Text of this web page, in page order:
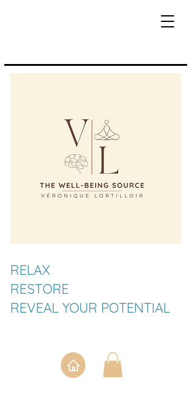
RELAX
RESTORE
REVEAL YOUR POTENTIAL